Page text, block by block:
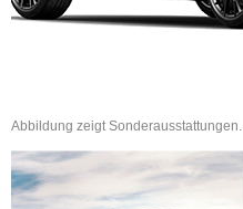
Abbildung zeigt Sonderausstattungen.